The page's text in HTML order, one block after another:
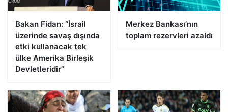
Bakan Fidan: “İsrail
üzerinde savaş dışında
etki kullanacak tek
ülke Amerika Birleşik
Devletleridir”
Merkez Bankası’nın
toplam rezervleri azaldı